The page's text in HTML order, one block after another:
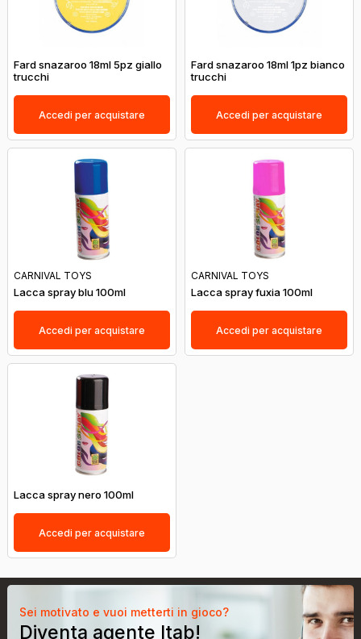
Fard snazaroo 18ml 5pz giallo
trucchi
Accedi per acquistare
Fard snazaroo 18ml 1pz bianco
trucchi
Accedi per acquistare
CARNIVAL TOYS
Lacca spray blu 100ml
Accedi per acquistare
CARNIVAL TOYS
Lacca spray fuxia 100ml
Accedi per acquistare
Lacca spray nero 100ml
Accedi per acquistare
Sei motivato e vuoi metterti in gioco?
Diventa agente Itab!